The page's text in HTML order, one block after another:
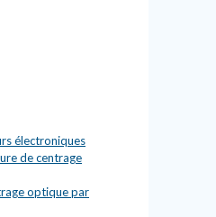
électroniques
de centrage
optique par